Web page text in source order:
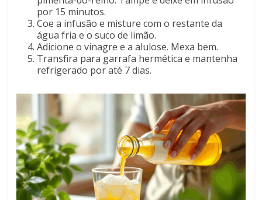
por 15 minutos.
Coe a infusão e misture com o restante da
água fria e o suco de limão.
Adicione o vinagre e a alulose. Mexa bem.
Transfira para garrafa hermética e mantenha
refrigerado por até 7 dias.